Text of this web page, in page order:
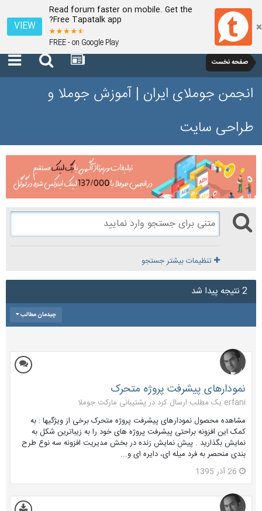
Read forum faster on mobile. Get the
Free Tapatalk app?
FREE - on Google Play
VIEW
صفحه نخست
انجمن جوملای ایران | آموزش جوملا و
طراحی سایت
تنظیمات بیشتر جستجو
2 نتیجه پیدا شد
چیدمان مطالب
نمودارهای پیشرفت پروژه متحرک
erfani یک مطلب ارسال کرد در
پشتیبانی مارکت جوملا
مشاهده محصول نمودارهای پیشرفت پروژه متحرک برخی از ویژگیها : به
کمک این افزونه براحتی پیشرفت پروژه های خود را به زیباترین شکل به
نمایش بگذارید . پیش نمایش زنده در بخش مدیریت افزونه سه نوع طرح
بندی منحصر به فرد میله ای، دایره ای و...
26 آذر 1395